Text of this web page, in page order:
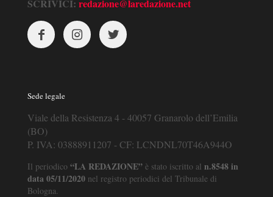
SCRIVICI: redazione@laredazione.net
Sede legale
Viale della Resistenza 4 - 40057 Granarolo dell’Emilia
(BO)
P. IVA: 03888911207 - CF: LCNDNL70T46A944O
Il periodico “LA REDAZIONE” è stato iscritto al n.8548 in
data 05/11/2020 nel registro periodici del Tribunale di
Bologna.